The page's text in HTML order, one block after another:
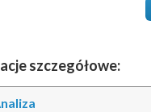
szczegółowe: